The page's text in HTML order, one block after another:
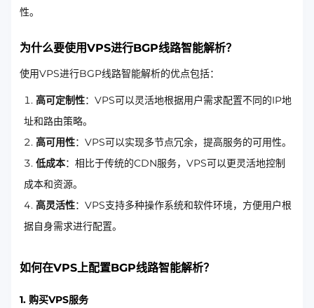
性。
为什么要使用VPS进行BGP线路智能解析？
使用VPS进行BGP线路智能解析的优点包括：
高可定制性：VPS可以灵活地根据用户需求配置不同的IP地
址和路由策略。
高可用性：VPS可以实现多节点冗余，提高服务的可用性。
低成本：相比于传统的CDN服务，VPS可以更灵活地控制
成本和资源。
高灵活性：VPS支持多种操作系统和软件环境，方便用户根
据自身需求进行配置。
如何在VPS上配置BGP线路智能解析？
1. 购买VPS服务